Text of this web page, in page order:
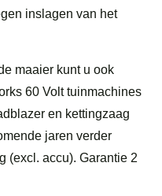
inslagen van het
maaier kunt u ook
60 Volt tuinmachines
en kettingzaag
jaren verder
(excl. accu). Garantie 2